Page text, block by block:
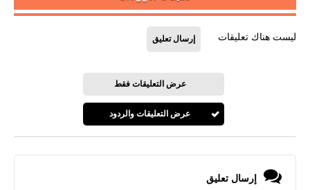
ليست هناك تعليقات إرسال تعليق
عرض التعليقات فقط
عرض التعليقات والردود
إرسال تعليق